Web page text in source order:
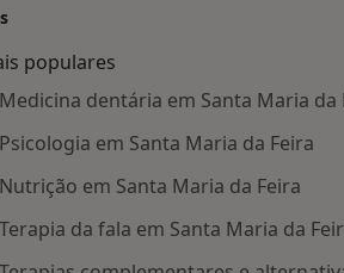
populares
dentária em Santa Maria da
em Santa Maria da Feira
em Santa Maria da Feira
da fala em Santa Maria da